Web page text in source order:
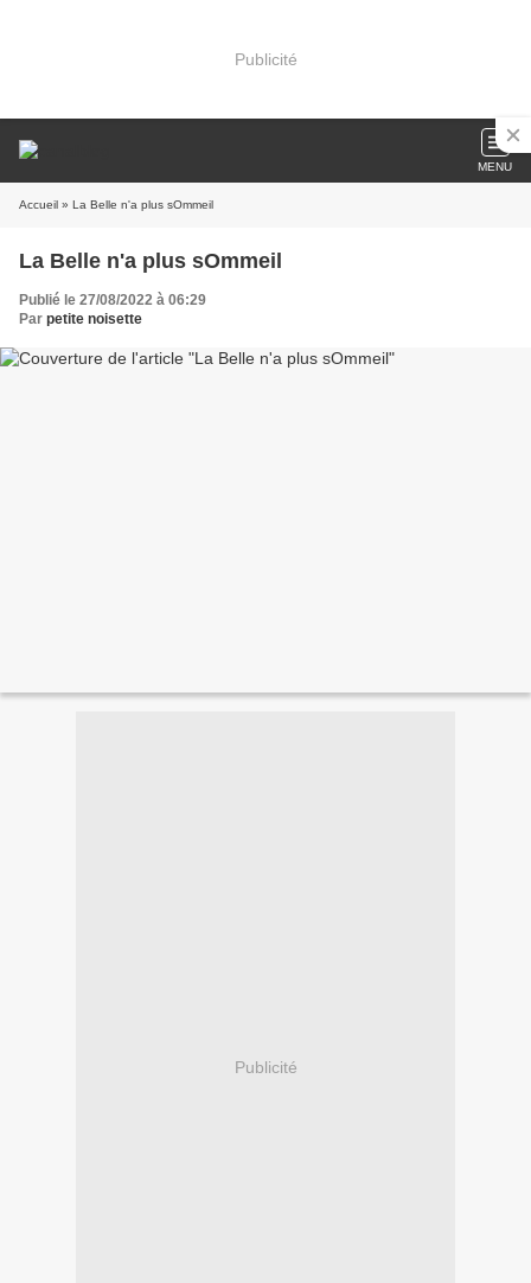
Publicité
MENU
Accueil » La Belle n'a plus sOmmeil
La Belle n'a plus sOmmeil
Publié le 27/08/2022 à 06:29
Par petite noisette
Publicité